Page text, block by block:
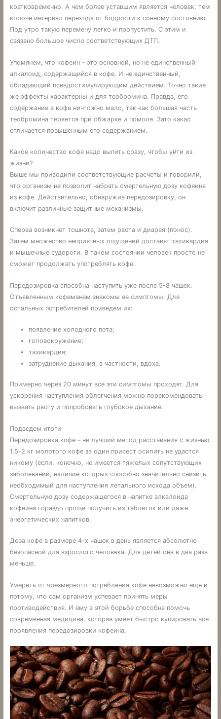
кратковременно. А чем более уставшим является человек, тем
короче интервал перехода от бодрости к сонному состоянию.
Под утро такую перемену легко и пропустить. С этим и
связано большое число соответствующих ДТП.
Упомянем, что кофеин – это основной, но не единственный
алкалоид, содержащийся в кофе. И не единственный,
обладающий псевдостимулирующим действием. Точно такие
же эффекты характерны и для теобромина. Правда, его
содержание в кофе ничтожно мало, так как большая часть
теобромина теряется при обжарке и помоле. Зато какао
отличается повышенным его содержанием.
Какое количество кофе надо выпить сразу, чтобы уйти из
жизни?
Выше мы приводили соответствующие расчеты и говорили,
что организм не позволит набрать смертельную дозу кофеина
из кофе. Действительно, обнаружив передозировку, он
включит различные защитные механизмы.
Сперва возникнет тошнота, затем рвота и диарея (понос).
Затем множество неприятных ощущений доставят тахикардия
и мышечные судороги. В таком состоянии человек просто не
сможет продолжать употреблять кофе.
Передозировка способна наступить уже после 5-8 чашек.
Отъявленным кофеманам знакомы ее симптомы. Для
остальных потребителей приведем их:
появление холодного пота;
головокружение;
тахикардия;
затруднение дыхания, в частности, вдоха.
Примерно через 20 минут все эти симптомы проходят. Для
ускорения наступления облегчения можно порекомендовать
вызвать рвоту и попробовать глубокое дыхание.
Подведем итоги
Передозировка кофе – не лучший метод расставания с жизнью.
1,5-2 кг молотого кофе за один присест осилить не удастся
никому (если, конечно, не имеется тяжелых сопутствующих
заболеваний, наличие которых способно значительно снизить
необходимый для наступления летального исхода объем).
Смертельную дозу содержащегося в напитке алкалоида
кофеина гораздо проще получить из таблеток или даже
энергетических напитков.
Доза кофе в размере 4-х чашек в день является абсолютно
безопасной для взрослого человека. Для детей она в два раза
меньше.
Умереть от чрезмерного потребления кофе невозможно еще и
потому, что сам организм успевает принять меры
противодействия. И ему в этой борьбе способна помочь
современная медицина, которая умеет быстро купировать все
проявления передозировки кофеина.